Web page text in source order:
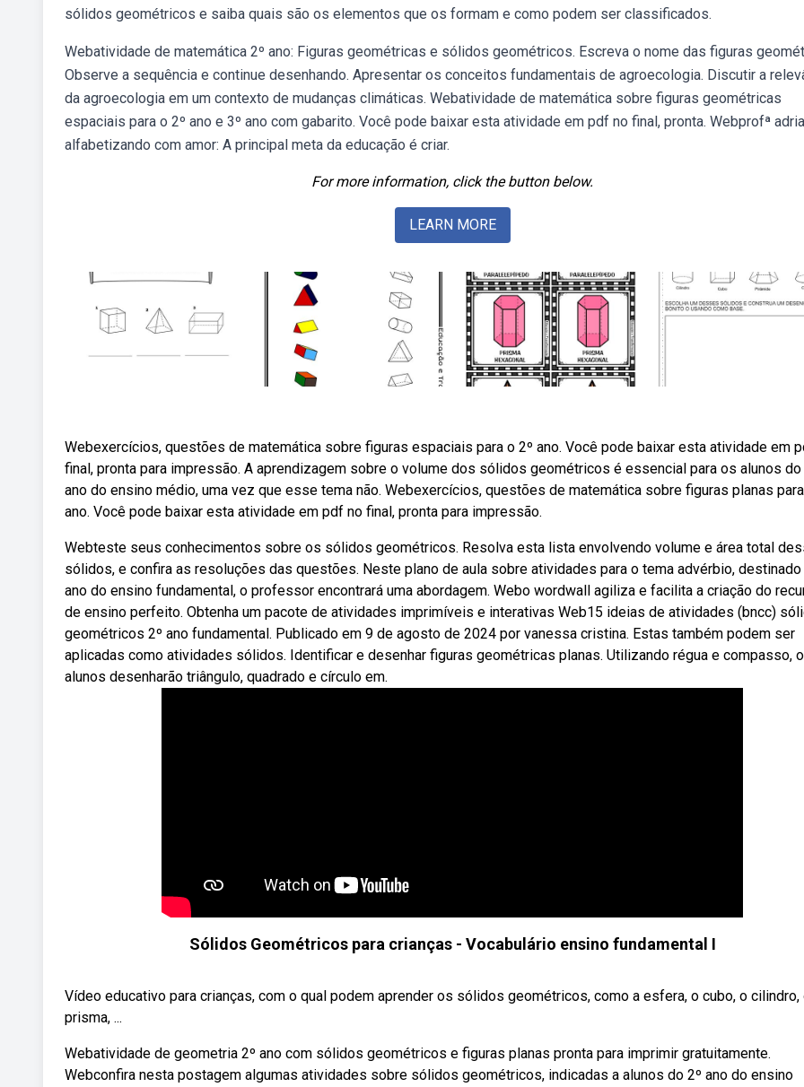
sólidos geométricos e saiba quais são os elementos que os formam e como podem ser classificados.
Webatividade de matemática 2º ano: Figuras geométricas e sólidos geométricos. Escreva o nome das figuras
Observe a sequência e continue desenhando. Apresentar os conceitos fundamentais de agroecologia. Discutir a
da agroecologia em um contexto de mudanças climáticas. Webatividade de matemática sobre figuras geométricas
espaciais para o 2º ano e 3º ano com gabarito. Você pode baixar esta atividade em pdf no final, pronta. Webprofª
alfabetizando com amor: A principal meta da educação é criar.
For more information, click the button below.
LEARN MORE
Webexercícios, questões de matemática sobre figuras espaciais para o 2º ano. Você pode baixar esta atividade em
final, pronta para impressão. A aprendizagem sobre o volume dos sólidos geométricos é essencial para os alunos do
ano do ensino médio, uma vez que esse tema não. Webexercícios, questões de matemática sobre figuras planas
ano. Você pode baixar esta atividade em pdf no final, pronta para impressão.
Webteste seus conhecimentos sobre os sólidos geométricos. Resolva esta lista envolvendo volume e área total
sólidos, e confira as resoluções das questões. Neste plano de aula sobre atividades para o tema advérbio, destinado
ano do ensino fundamental, o professor encontrará uma abordagem. Webo wordwall agiliza e facilita a criação do
de ensino perfeito. Obtenha um pacote de atividades imprimíveis e interativas Web15 ideias de atividades (bncc)
geométricos 2º ano fundamental. Publicado em 9 de agosto de 2024 por vanessa cristina. Estas também podem ser
aplicadas como atividades sólidos. Identificar e desenhar figuras geométricas planas. Utilizando régua e compasso,
alunos desenharão triângulo, quadrado e círculo em.
Sólidos Geométricos para crianças - Vocabulário ensino fundamental I
Vídeo educativo para crianças, com o qual podem aprender os sólidos geométricos, como a esfera, o cubo, o cilindro,
prisma, ...
Webatividade de geometria 2º ano com sólidos geométricos e figuras planas pronta para imprimir gratuitamente.
Webconfira nesta postagem algumas atividades sobre sólidos geométricos, indicadas a alunos do 2º ano do ensino